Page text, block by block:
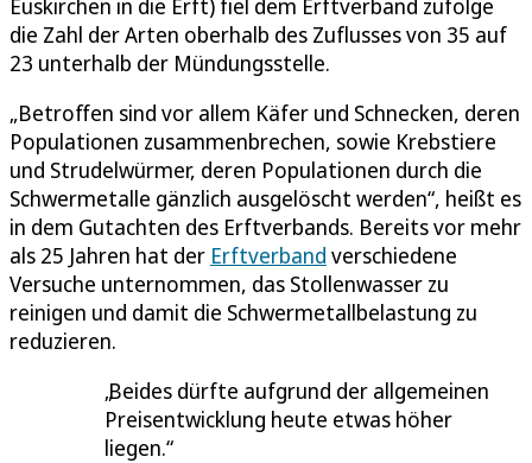
Euskirchen in die Erft) fiel dem Erftverband zufolge
die Zahl der Arten oberhalb des Zuflusses von 35 auf
23 unterhalb der Mündungsstelle.
„Betroffen sind vor allem Käfer und Schnecken, deren
Populationen zusammenbrechen, sowie Krebstiere
und Strudelwürmer, deren Populationen durch die
Schwermetalle gänzlich ausgelöscht werden“, heißt es
in dem Gutachten des Erftverbands. Bereits vor mehr
als 25 Jahren hat der Erftverband verschiedene
Versuche unternommen, das Stollenwasser zu
reinigen und damit die Schwermetallbelastung zu
reduzieren.
Beides dürfte aufgrund der allgemeinen
Preisentwicklung heute etwas höher
liegen.